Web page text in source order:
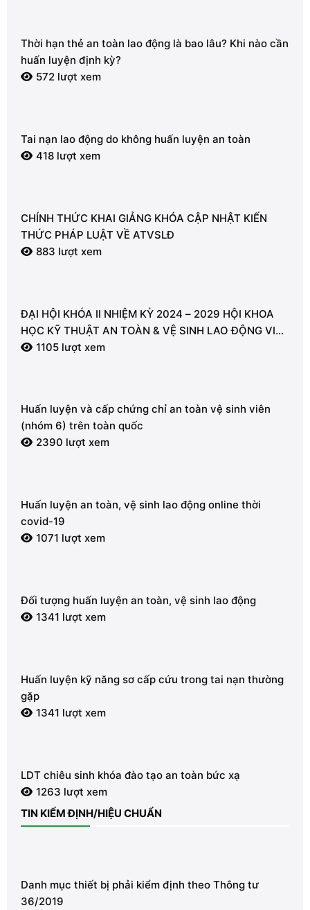
Thời hạn thẻ an toàn lao động là bao lâu? Khi nào cần
huấn luyện định kỳ?
572 lượt xem
Tai nạn lao động do không huấn luyện an toàn
418 lượt xem
CHÍNH THỨC KHAI GIẢNG KHÓA CẬP NHẬT KIẾN
THỨC PHÁP LUẬT VỀ ATVSLĐ
883 lượt xem
ĐẠI HỘI KHÓA II NHIỆM KỲ 2024 – 2029 HỘI KHOA
HỌC KỸ THUẬT AN TOÀN & VỆ SINH LAO ĐỘNG VIỆT
NAM – CHI HỘI VŨNG TÀU
1105 lượt xem
Huấn luyện và cấp chứng chỉ an toàn vệ sinh viên
(nhóm 6) trên toàn quốc
2390 lượt xem
Huấn luyện an toàn, vệ sinh lao động online thời
covid-19
1071 lượt xem
Đối tượng huấn luyện an toàn, vệ sinh lao động
1341 lượt xem
Huấn luyện kỹ năng sơ cấp cứu trong tai nạn thường
gặp
1341 lượt xem
LDT chiêu sinh khóa đào tạo an toàn bức xạ
1263 lượt xem
TIN KIỂM ĐỊNH/HIỆU CHUẨN
Danh mục thiết bị phải kiểm định theo Thông tư
36/2019